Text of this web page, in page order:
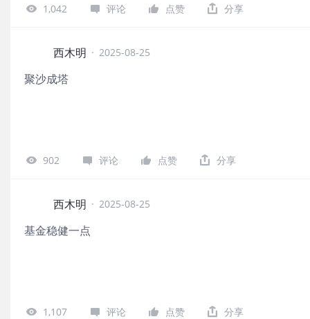
1,042 评论 点赞 分享
西木明 · 2025-08-25
聚沙成塔
902 评论 点赞 分享
西木明 · 2025-08-25
基金稳健一点
1,107 评论 点赞 分享